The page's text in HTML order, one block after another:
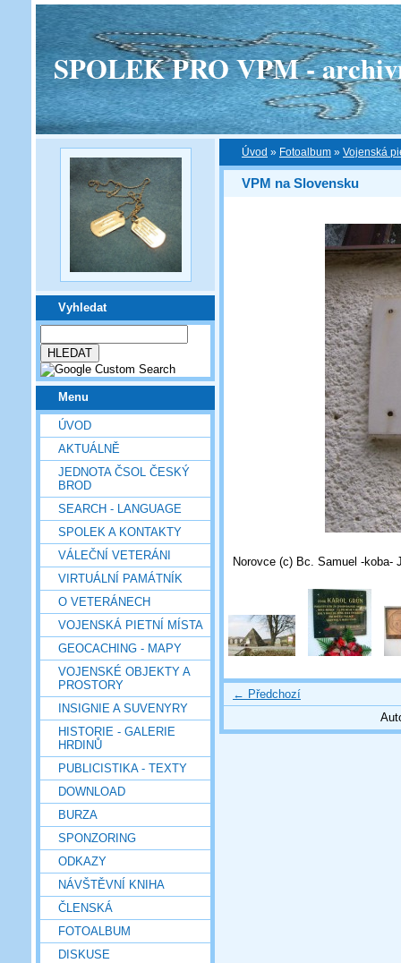
SPOLEK PRO VPM -
Vyhledat
Menu
ÚVOD
AKTUÁLNĚ
JEDNOTA ČSOL ČESKÝ
BROD
SEARCH - LANGUAGE
SPOLEK A KONTAKTY
VÁLEČNÍ VETERÁNI
VIRTUÁLNÍ PAMÁTNÍK
O VETERÁNECH
VOJENSKÁ PIETNÍ MÍSTA
GEOCACHING - MAPY
VOJENSKÉ OBJEKTY A
PROSTORY
INSIGNIE A SUVENYRY
HISTORIE - GALERIE
HRDINŮ
PUBLICISTIKA - TEXTY
DOWNLOAD
BURZA
SPONZORING
ODKAZY
NÁVŠTĚVNÍ KNIHA
ČLENSKÁ
FOTOALBUM
DISKUSE
Úvod » Fotoalbum » Vojenská
VPM na Slovensku
Norovce (c) Bc. Samuel -koba-
← Předchozí